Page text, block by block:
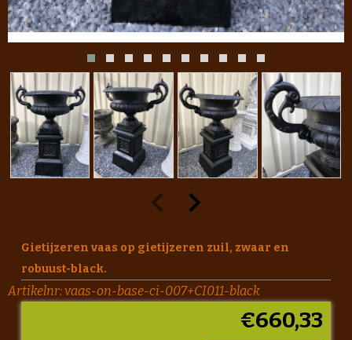
Gietijzeren vaas op gietijzeren zuil, zwaar en
robuust-black.
Artikelnr:vaas-on-base-ci-007+CI011-black
€660,33